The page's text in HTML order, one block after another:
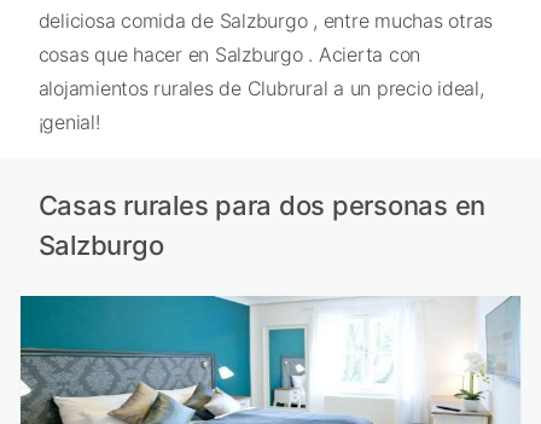
deliciosa comida de Salzburgo , entre muchas otras
cosas que hacer en Salzburgo . Acierta con
alojamientos rurales de Clubrural a un precio ideal,
¡genial!
Casas rurales para dos personas en
Salzburgo